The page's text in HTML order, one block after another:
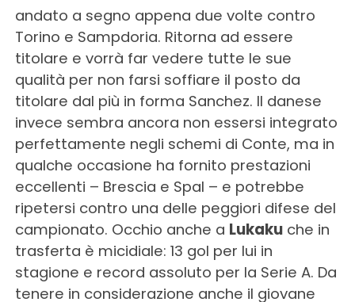
andato a segno appena due volte contro
Torino e Sampdoria. Ritorna ad essere
titolare e vorrà far vedere tutte le sue
qualità per non farsi soffiare il posto da
titolare dal più in forma Sanchez. Il danese
invece sembra ancora non essersi integrato
perfettamente negli schemi di Conte, ma in
qualche occasione ha fornito prestazioni
eccellenti – Brescia e Spal – e potrebbe
ripetersi contro una delle peggiori difese del
campionato. Occhio anche a Lukakuche in
trasferta è micidiale: 13 gol per lui in
stagione e record assoluto per la Serie A. Da
tenere in considerazione anche il giovane